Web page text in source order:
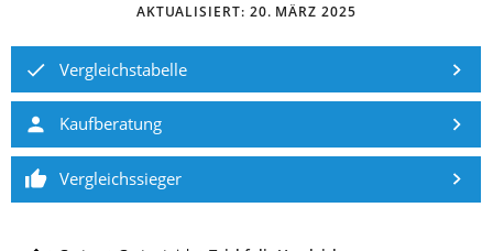
AKTUALISIERT: 20. MÄRZ 2025
Vergleichstabelle
Kaufberatung
Vergleichssieger